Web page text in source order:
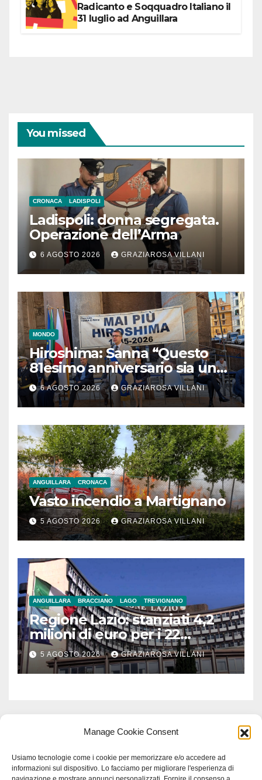
Manage Cookie Consent
Usiamo tecnologie come i cookie per memorizzare e/o accedere ad
informazioni sul dispositivo. Lo facciamo per migliorare l'esperienza di
Radicanto e Soqquadro Italiano il
31 luglio ad Anguillara
You missed
CRONACA LADISPOLI
Ladispoli: donna segregata.
Operazione dell’Arma
6 AGOSTO 2026 GRAZIAROSA VILLANI
MONDO
Hiroshima: Sanna “Questo
81esimo anniversario sia un
monito per tutti”
6 AGOSTO 2026 GRAZIAROSA VILLANI
ANGUILLARA CRONACA
Vasto incendio a Martignano
5 AGOSTO 2026 GRAZIAROSA VILLANI
ANGUILLARA BRACCIANO LAGO TREVIGNANO
Regione Lazio: stanziati 4,2
milioni di euro per i 22
Comuni dell’Etruria
Meridionale
5 AGOSTO 2026 GRAZIAROSA VILLANI